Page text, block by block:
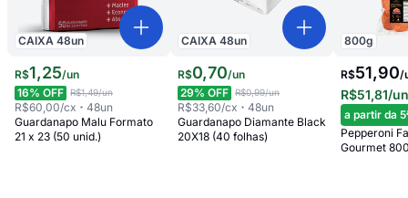
CAIXA 48un
R$1,25/un
16% OFF R$1,49/un
R$60,00/cx 48un
Guardanapo Malu Formato
21 x 23 (50 unid.)
CAIXA48un
R$0,70/un
29% OFF R$0,99/un
R$33,60/cx 48un
Guardanapo Diamante Black
20X18 (40 folhas)
800g
R$51,90/
R$51,81/
a partir da
Pepperoni
Gourmet